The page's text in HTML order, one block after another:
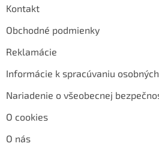
Kontakt
Obchodné podmienky
Reklamácie
Informácie k spracúvaniu
Nariadenie o všeobecnej
O cookies
O nás